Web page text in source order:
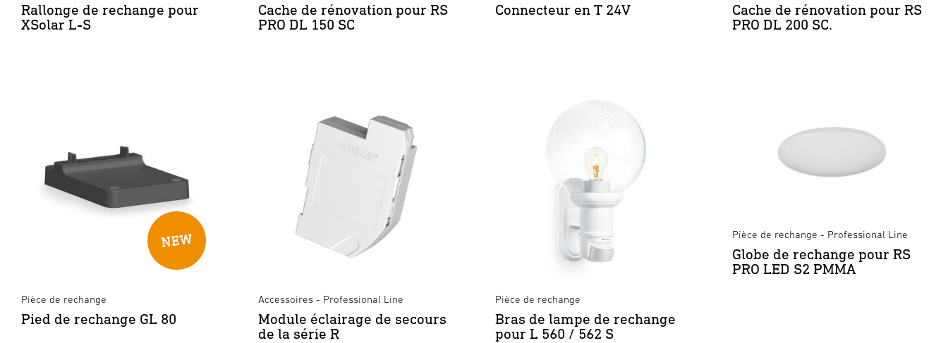
Rallonge de rechange pour
XSolar L-S
Cache de rénovation pour RS
PRO DL 150 SC
Connecteur en T 24V
Cache de rénovation pour RS
PRO DL 200 SC.
Pièce de rechange
Pied de rechange GL 80
Accessoires - Professional Line
Module éclairage de secours
de la série R
Pièce de rechange
Bras de lampe de rechange
pour L 560 / 562 S
Pièce de rechange - Professional Line
Globe de rechange pour RS
PRO LED S2 PMMA